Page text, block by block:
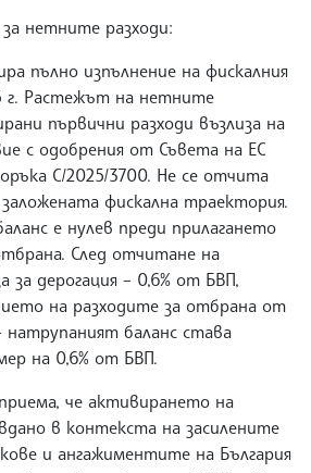
за нетните разходи:
пълно изпълнение на фискалния
г. Растежът на нетните
първични разходи възлиза на
с одобрения от Съвета на ЕС
C/2025/3700. Не се отчита
фискална траектория.
е нулев преди прилагането
След отчитане на
за дерогация – 0,6% от БВП,
на разходите за отбрана от
натрупаният баланс става
на 0,6% от БВП.
че активирането на
в контекста на засилените
и ангажиментите на България